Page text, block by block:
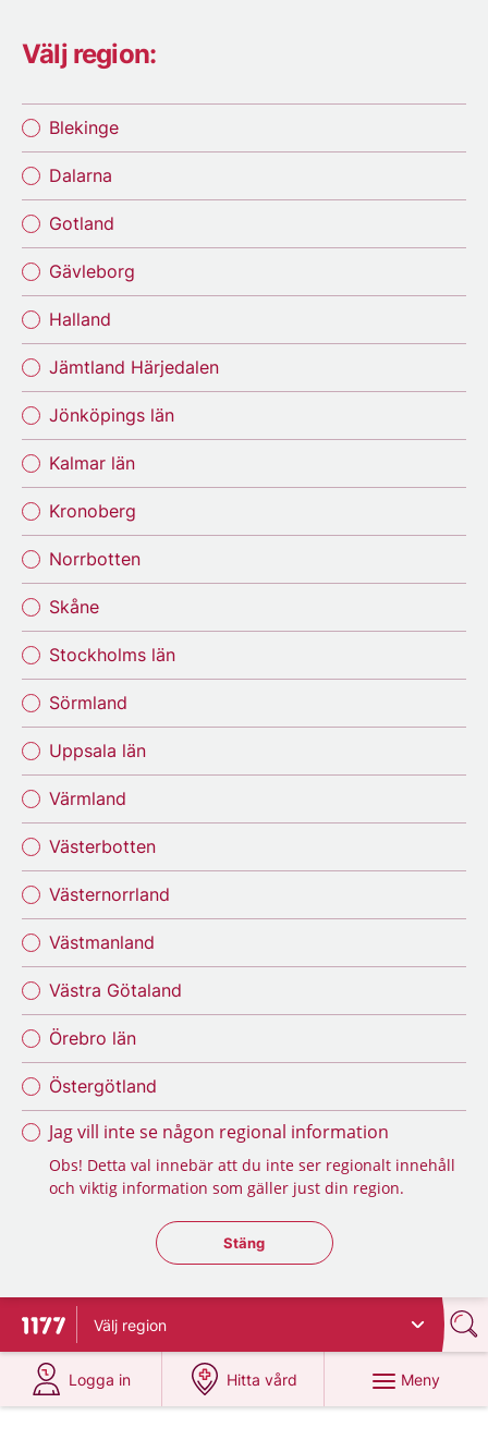
Välj region:
Blekinge
Dalarna
Gotland
Gävleborg
Halland
Jämtland Härjedalen
Jönköpings län
Kalmar län
Kronoberg
Norrbotten
Skåne
Stockholms län
Sörmland
Uppsala län
Värmland
Västerbotten
Västernorrland
Västmanland
Västra Götaland
Örebro län
Östergötland
Jag vill inte se någon regional information
Obs! Detta val innebär att du inte ser regionalt innehåll
och viktig information som gäller just din region.
Stäng regionsväljaren
Stäng
Till startsidan för 1177
Välj region
Logga in
på 1177.se
Hitta vård
på 1177.se
Meny